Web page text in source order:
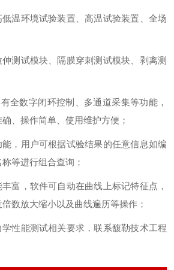
温环境试验装置、高温试验装置、全场
测试模块、隔膜穿刺测试模块、剥离测
全数字闭环控制、多通道采集等功能，
、操作简单、使用维护方便；
，用户可根据试验结果的任意信息如编
等进行组合查询；
富，软件可自动在曲线上标记特征点，
数放大缩小以及曲线遍历等操作；
性能测试相关要求，联系馥勒技术工程